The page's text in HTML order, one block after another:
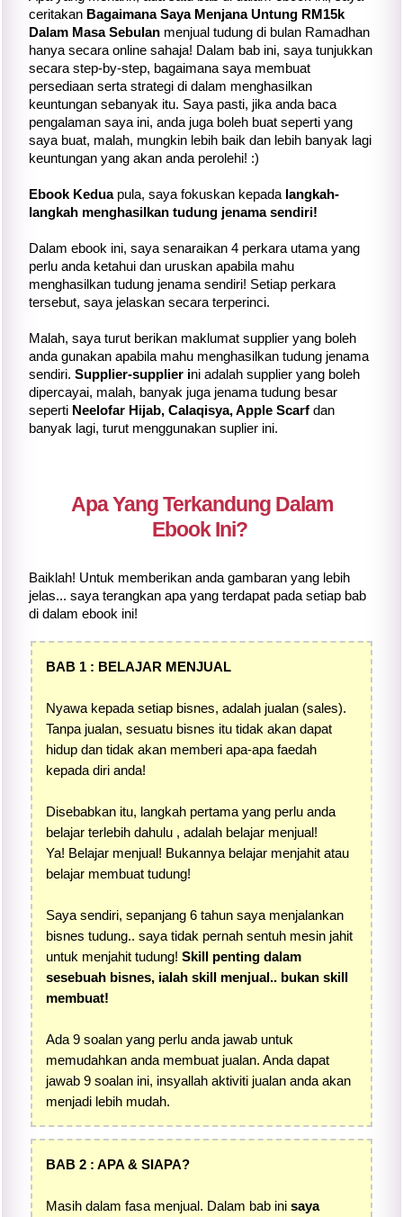
ceritakan Bagaimana Saya Menjana Untung RM15k
Dalam Masa Sebulan menjual tudung di bulan Ramadhan
hanya secara online sahaja! Dalam bab ini, saya tunjukkan
secara step-by-step, bagaimana saya membuat
persediaan serta strategi di dalam menghasilkan
keuntungan sebanyak itu. Saya pasti, jika anda baca
pengalaman saya ini, anda juga boleh buat seperti yang
saya buat, malah, mungkin lebih baik dan lebih banyak lagi
keuntungan yang akan anda perolehi! :)
Ebook Keduapula, saya fokuskan kepada langkah-
langkah menghasilkan tudung jenama sendiri!
Dalam ebook ini, saya senaraikan 4 perkara utama yang
perlu anda ketahui dan uruskan apabila mahu
menghasilkan tudung jenama sendiri! Setiap perkara
tersebut, saya jelaskan secara terperinci.
Malah, saya turut berikan maklumat supplier yang boleh
anda gunakan apabila mahu menghasilkan tudung jenama
sendiri. Supplier-supplier ini adalah supplier yang boleh
dipercayai, malah, banyak juga jenama tudung besar
seperti Neelofar Hijab, Calaqisya, Apple Scarf dan
banyak lagi, turut menggunakan suplier ini.
Apa Yang Terkandung Dalam
Ebook Ini?
Baiklah! Untuk memberikan anda gambaran yang lebih
jelas... saya terangkan apa yang terdapat pada setiap bab
di dalam ebook ini!
BAB 1 : BELAJAR MENJUAL
Nyawa kepada setiap bisnes, adalah jualan (sales).
Tanpa jualan, sesuatu bisnes itu tidak akan dapat
hidup dan tidak akan memberi apa-apa faedah
kepada diri anda!
Disebabkan itu, langkah pertama yang perlu anda
belajar terlebih dahulu , adalah belajar menjual!
Ya! Belajar menjual! Bukannya belajar menjahit atau
belajar membuat tudung!
Saya sendiri, sepanjang 6 tahun saya menjalankan
bisnes tudung.. saya tidak pernah sentuh mesin jahit
untuk menjahit tudung!Skill penting dalam
sesebuah bisnes, ialah skill menjual.. bukan skill
membuat!
Ada 9 soalan yang perlu anda jawab untuk
memudahkan anda membuat jualan. Anda dapat
jawab 9 soalan ini, insyallah aktiviti jualan anda akan
menjadi lebih mudah.
BAB 2 : APA & SIAPA?
Masih dalam fasa menjual. Dalam bab ini saya